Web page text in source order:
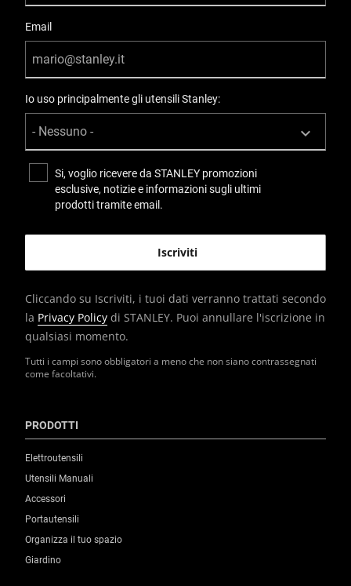
Tutti i campi sono obbligatori a meno che non siano contrassegnati
come facoltativi.
Email
Io uso principalmente gli utensili Stanley:
Si, voglio ricevere da STANLEY promozioni
esclusive, notizie e informazioni sugli ultimi
prodotti tramite email.
Cliccando su Iscriviti, i tuoi dati verranno trattati secondo
la Privacy Policy di STANLEY. Puoi annullare l'iscrizione in
qualsiasi momento.
PRODOTTI
Elettroutensili
Utensili Manuali
Accessori
Portautensili
Organizza il tuo spazio
Giardino